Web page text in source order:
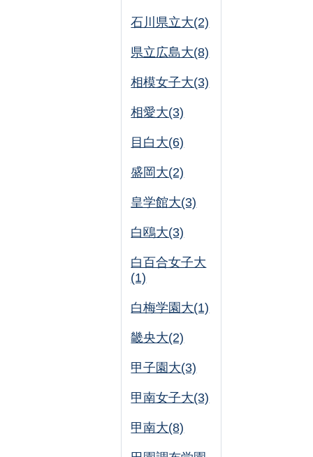
石川県立大(2)
県立広島大(8)
相模女子大(3)
相愛大(3)
目白大(6)
盛岡大(2)
皇学館大(3)
白鴎大(3)
白百合女子大
(1)
白梅学園大(1)
畿央大(2)
甲子園大(3)
甲南女子大(3)
甲南大(8)